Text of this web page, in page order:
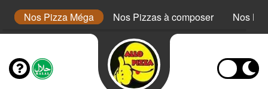
Nos Pizza Méga Nos Pizzas à composer Nos